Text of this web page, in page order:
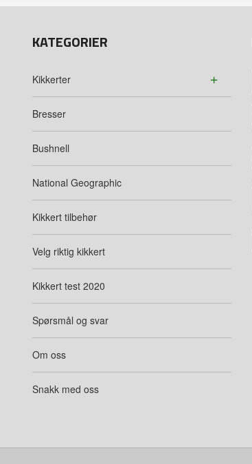
KATEGORIER
Kikkerter
Bresser
Bushnell
National Geographic
Kikkert tilbehør
Velg riktig kikkert
Kikkert test 2020
Spørsmål og svar
Om oss
Snakk med oss